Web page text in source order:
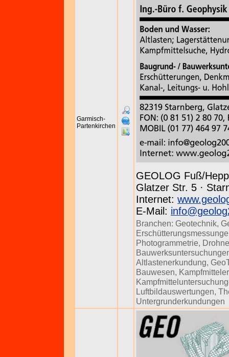
Garmisch-
Partenkirchen
GEOLOG Fuß/
Glatzer Str. 5 ·
Internet:
E-Mail:
Branchen: Geotechnik,
Photogrammetrie,
Altlastenerkundung,
Bauwesen,
Luftbildauswertungen,
Untergrunderkundungen